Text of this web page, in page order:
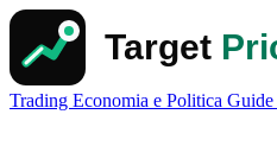
Trading Economia e Politica Guide